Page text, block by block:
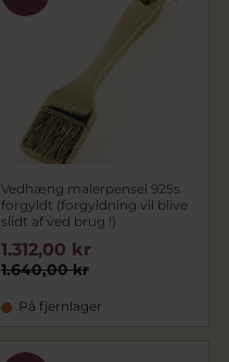
Vedhæng malerpensel 925s
forgyldt (forgyldning vil blive
slidt af ved brug !)
1.640,00 kr
1.312,00 kr
På fjernlager